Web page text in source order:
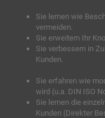
Sie lernen wie
vermeiden.
Sie erweitern Ihr
Sie verbessern in
Kunden.
Sie erfahren wie
wird (u.a. DIN ISO
Sie lernen die
Kunden (Direkter